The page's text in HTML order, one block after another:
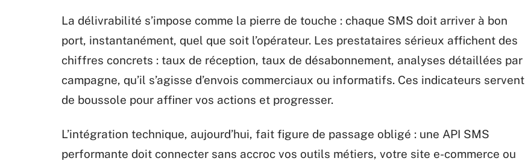
La délivrabilité s’impose comme la pierre de touche : chaque SMS doit arriver à bon
port, instantanément, quel que soit l’opérateur. Les prestataires sérieux affichent des
chiffres concrets : taux de réception, taux de désabonnement, analyses détaillées par
campagne, qu’il s’agisse d’envois commerciaux ou informatifs. Ces indicateurs servent
de boussole pour affiner vos actions et progresser.
L’intégration technique, aujourd’hui, fait figure de passage obligé : une API SMS
performante doit connecter sans accroc vos outils métiers, votre site e-commerce ou